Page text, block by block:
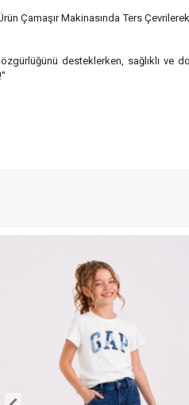
Çamaşır Makinasında Ters
desteklerken, sağlıklı